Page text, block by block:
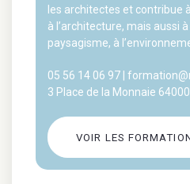
les architectes et contribue
à l’architecture, mais aussi
paysagisme, à
05 56 14 06 97 |
3 Place de la Monnaie
VOIR LES